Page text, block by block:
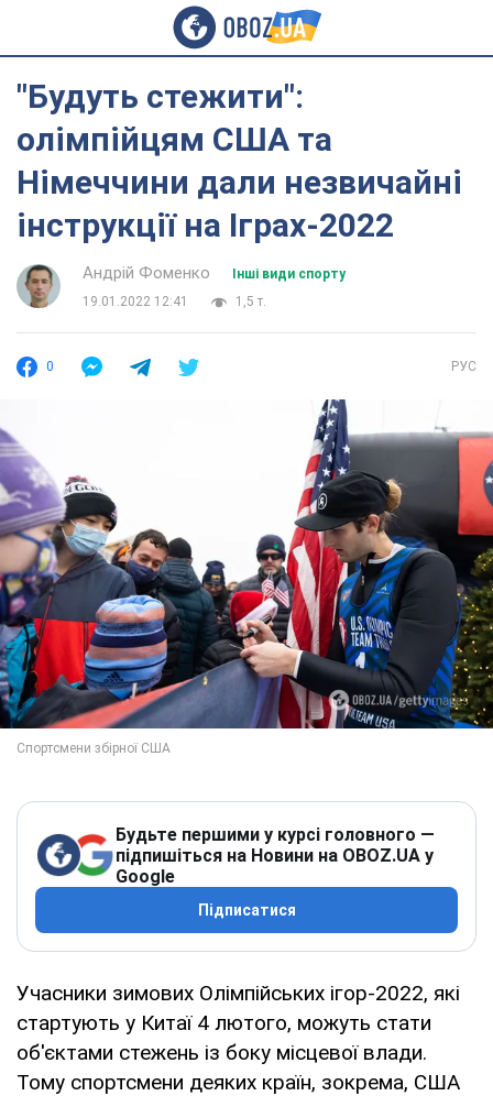
"Будуть стежити":
олімпійцям США та
Німеччини дали незвичайні
інструкції на Іграх-2022
Андрій Фоменко
Інші види спорту
19.01.2022 12:41
1,5 т.
0 РУС
Будьте першими у курсі головного —
підпишіться на Новини на OBOZ.UA у
Google
Підписатися
Учасники зимових Олімпійських ігор-2022, які
стартують у Китаї 4 лютого, можуть стати
об'єктами стежень із боку місцевої влади.
Тому спортсмени деяких країн, зокрема, США